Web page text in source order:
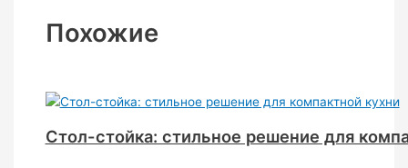
Похожие
Стол-стойка: стильное решение для